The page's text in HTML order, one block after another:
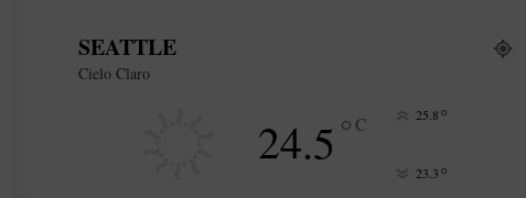
SEATTLE
Cielo Claro
24.5 °C 25.8°
23.3°